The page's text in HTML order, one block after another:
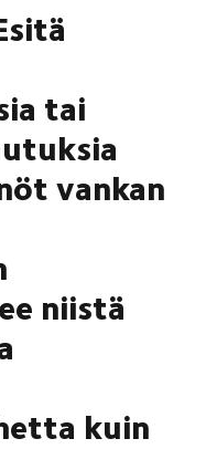
tai
vankan
niistä
kuin